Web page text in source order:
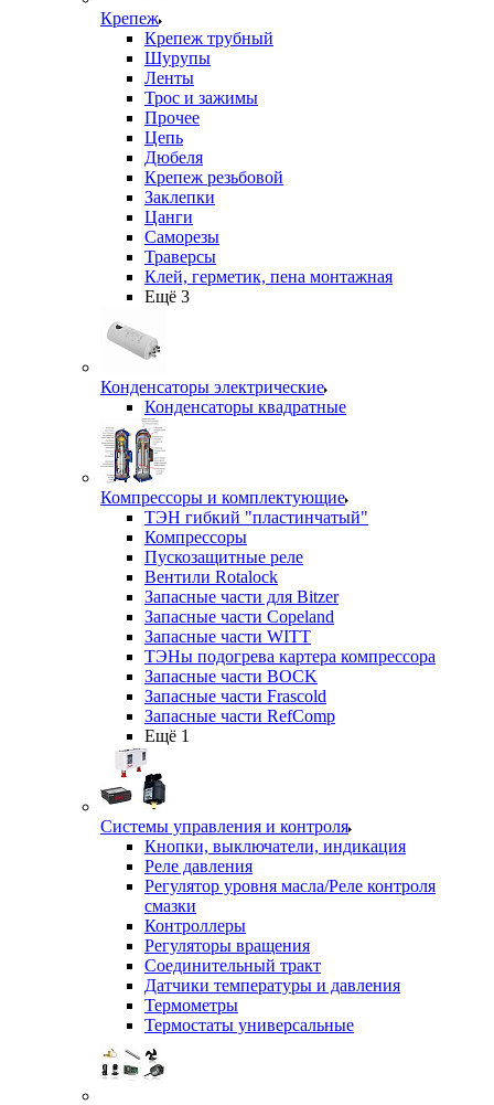
Крепеж
Крепеж трубный
Шурупы
Ленты
Трос и зажимы
Прочее
Цепь
Дюбеля
Крепеж резьбовой
Заклепки
Цанги
Саморезы
Траверсы
Клей, герметик, пена монтажная
Ещё 3
Конденсаторы электрические
Конденсаторы квадратные
Компрессоры и комплектующие
ТЭН гибкий "пластинчатый"
Компрессоры
Пускозащитные реле
Вентили Rotalock
Запасные части для Bitzer
Запасные части Copeland
Запасные части WITT
ТЭНы подогрева картера компрессора
Запасные части BOCK
Запасные части Frascold
Запасные части RefComp
Ещё 1
Системы управления и контроля
Кнопки, выключатели, индикация
Реле давления
Регулятор уровня масла/Реле контроля
смазки
Контроллеры
Регуляторы вращения
Соединительный тракт
Датчики температуры и давления
Термометры
Термостаты универсальные